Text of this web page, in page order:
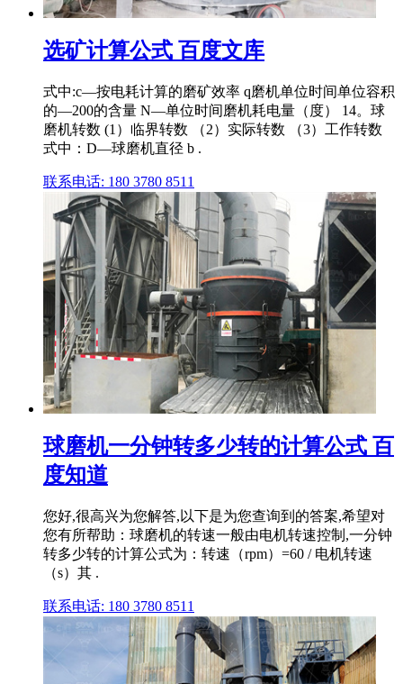
选矿计算公式 百度文库
式中:c—按电耗计算的磨矿效率 q磨机单位时间单位容积
的—200的含量 N—单位时间磨机耗电量（度） 14。球
磨机转数 (1）临界转数 （2）实际转数 （3）工作转数
式中：D—球磨机直径 b .
联系电话: 180 3780 8511
球磨机一分钟转多少转的计算公式 百
度知道
您好,很高兴为您解答,以下是为您查询到的答案,希望对
您有所帮助：球磨机的转速一般由电机转速控制,一分钟
转多少转的计算公式为：转速（rpm）=60 / 电机转速
（s）其 .
联系电话: 180 3780 8511